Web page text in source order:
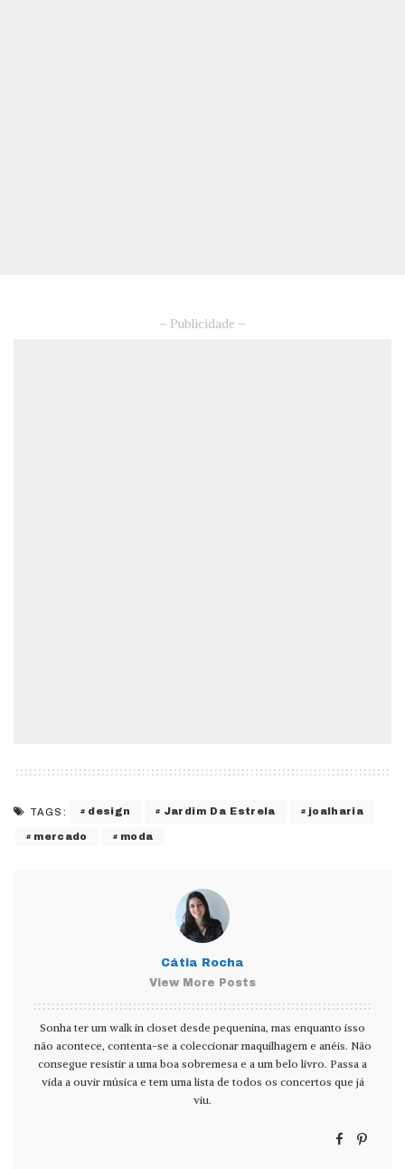
– Publicidade –
TAGS: design Jardim Da Estrela joalharia
mercado moda
Cátia Rocha
View More Posts
Sonha ter um walk in closet desde pequenina, mas enquanto isso
não acontece, contenta-se a coleccionar maquilhagem e anéis. Não
consegue resistir a uma boa sobremesa e a um belo livro. Passa a
vida a ouvir música e tem uma lista de todos os concertos que já
viu.